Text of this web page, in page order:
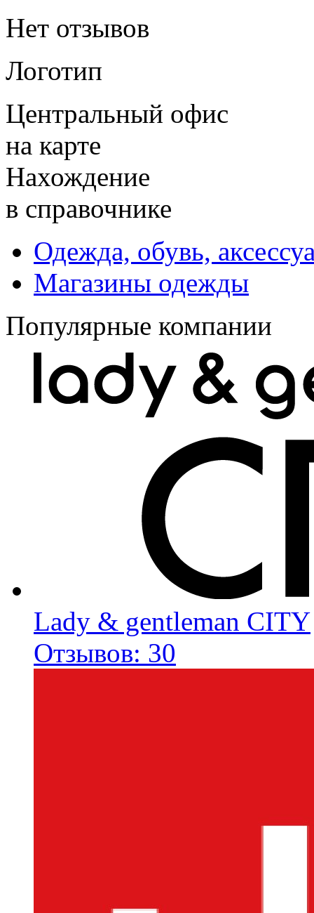
Нет отзывов
Логотип
Центральный офис
на карте
Нахождение
в справочнике
Одежда, обувь,
Магазины одежды
Популярные компании
Lady & gentleman CITY
Отзывов: 30